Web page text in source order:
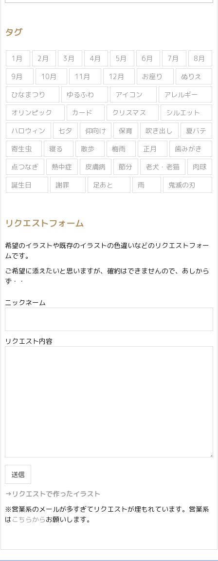
テ
ー
タグ
1月 2月 3月 4月 5月 6月 7月
8月
9月
10月 11月 12月 お座り
ぬりえ
ひなまつり
ゆるふわ アイコン
アレルギー
オリンピック
カード クリスマス
シルエット
ハロウィン
七夕 仰向け 保育 吹き出し
夏バテ
寄生虫
寝る 散歩 梅雨 正月
歯みがき
点つなぎ
熱中症 皮膚病 節分 老犬・老猫
肉球
誕生日
謝罪 足あと 雨 鬼滅の刃
リクエストフォーム
希望のイラストや既存のイラストの色違いなどのリクエストフォー
ムです。
ご希望に添えたいと思いますが、確約はできませんので、あしから
ず・・
ニックネーム
リクエスト内容
→リクエストで作ったイラスト
※営業系のメールが多すぎてリクエストが埋もれています。営業系
はこちらからお願いします。